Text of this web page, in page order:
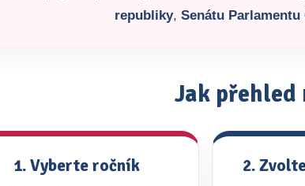
republiky, Senátu
Jak přehled
1. Vyberte ročník 2.